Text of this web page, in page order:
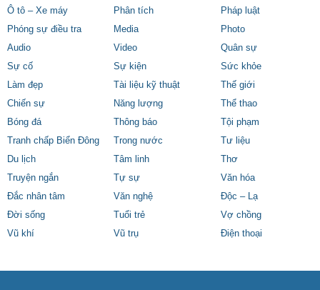
Ô tô – Xe máy
Phân tích
Pháp luật
Phóng sự điều tra
Media
Photo
Audio
Video
Quân sự
Sự cố
Sự kiện
Sức khỏe
Làm đẹp
Tài liệu kỹ thuật
Thế giới
Chiến sự
Năng lượng
Thể thao
Bóng đá
Thông báo
Tội phạm
Tranh chấp Biển Đông
Trong nước
Tư liệu
Du lịch
Tâm linh
Thơ
Truyện ngắn
Tự sự
Văn hóa
Đắc nhân tâm
Văn nghệ
Độc – Lạ
Đời sống
Tuổi trẻ
Vợ chồng
Vũ khí
Vũ trụ Điện thoại